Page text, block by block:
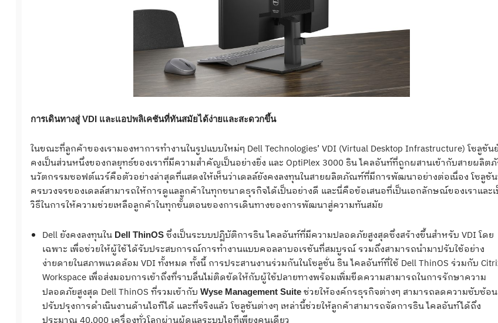
การเดินทางสู่VDI และแอปพลิเคชันที่ทันสมัยได้ง่ายและสะดวกขึ้น
ในขณะที่ลูกค้าของเรามองหาการทำงานในรูปแบบใหม่ๆ Dell Technologies’ VDI (Virtual Desktop Infrastructure) โซลูชัน
คงเป็นส่วนหนึ่งของกลยุทธ์ของเราที่มีความสำคัญเป็นอย่างยิ่ง และ OptiPlex 3000 ธิน ไคลอันท์ที่ถูกผสานเข้ากับสายผลิ
นวัตกรรมซอฟต์แวร์คือตัวอย่างล่าสุดที่แสดงให้เห็นว่าเดลล์ยังคงลงทุนในสายผลิตภัณฑ์ที่มีการพัฒนาอย่างต่อเนื่อง โซลูชั
ครบวงจรของเดลล์สามารถให้การดูแลลูกค้าในทุกขนาดธุรกิจได้เป็นอย่างดี และนี่คือข้อเสนอที่เป็นเอกลักษณ์ของเราและ
วิธีในการให้ความช่วยเหลือลูกค้าในทุกขั้นตอนของการเดินทางของการพัฒนาสู่ความทันสมัย
Dell ยังคงลงทุนใน Dell ThinOSซึ่งเป็นระบบปฏิบัติการธิน ไคลอันท์ที่มีความปลอดภัยสูงสุดซึ่งสร้างขึ้นสำหรับ VDI โดย
เฉพาะ เพื่อช่วยให้ผู้ใช้ได้รับประสบการณ์การทำงานแบบคอลลาบอเรชันที่สมบูรณ์ รวมถึงสามารถนำมาปรับใช้อย่าง
ง่ายดายในสภาพแวดล้อม VDI ทั้งหมด ทั้งนี้ การประสานงานร่วมกันในโซลูชั่น ธิน ไคลอันท์ที่ใช้ Dell ThinOS ร่วมกับ
Workspace เพื่อส่งมอบการเข้าถึงที่ราบลื่นไม่ติดขัดให้กับผู้ใช้ปลายทางพร้อมเพิ่มขีดความสามารถในการรักษาความ
ปลอดภัยสูงสุด Dell ThinOS ที่รวมเข้ากับ Wyse Management Suiteช่วยให้องค์กรธุรกิจต่างๆ สามารถลดความซับซ้อ
ปรับปรุงการดำเนินงานด้านไอทีได้ และที่จริงแล้ว โซลูชันต่างๆ เหล่านี้ช่วยให้ลูกค้าสามารถจัดการธิน ไคลอันท์ได้ถึง